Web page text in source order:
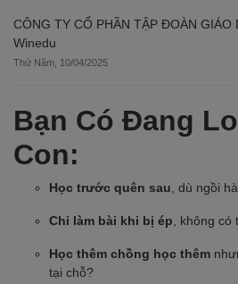
CÔNG TY CỔ PHẦN TẬP ĐOÀN GIÁO
Winedu
Thứ Năm, 10/04/2025
Bạn Có Đang
Con:
Học trước quên sau , dù ngồi
Chỉ làm bài khi bị ép , không
Học thêm chồng học thêm
tại chỗ?